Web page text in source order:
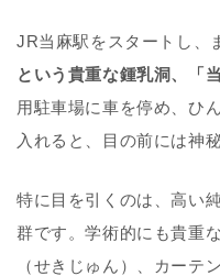
JR当麻駅をスタートし、
という貴重な鍾乳洞、「
用駐車場に車を停め、ひ
入れると、目の前には神
特に目を引くのは、高い
群です。学術的にも貴重
（せきじゅん）、カーテ